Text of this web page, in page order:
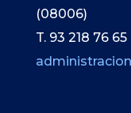
(08006)
T. 93 218 76 65